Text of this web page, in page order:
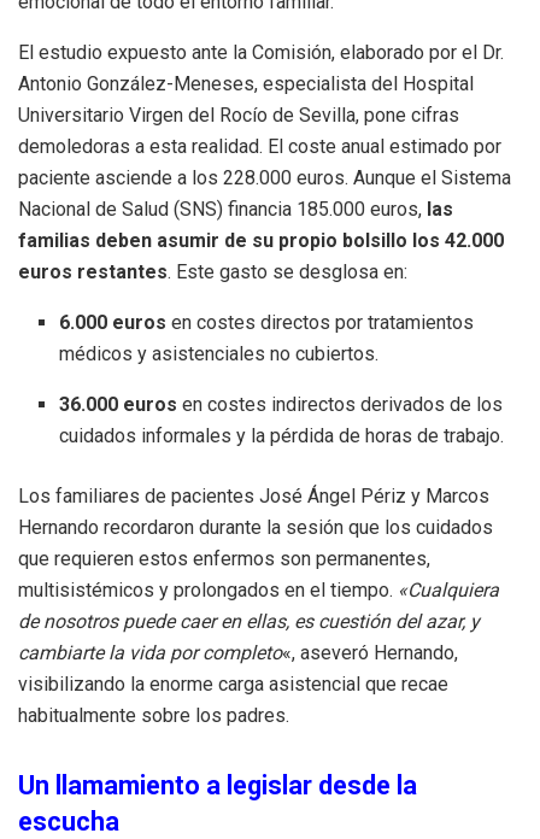
El estudio expuesto ante la Comisión, elaborado por el Dr.
Antonio González-Meneses, especialista del Hospital
Universitario Virgen del Rocío de Sevilla, pone cifras
demoledoras a esta realidad. El coste anual estimado por
paciente asciende a los 228.000 euros. Aunque el Sistema
Nacional de Salud (SNS) financia 185.000 euros, las
familias deben asumir de su propio bolsillo los 42.000
euros restantes. Este gasto se desglosa en:
6.000 euros en costes directos por tratamientos
médicos y asistenciales no cubiertos.
36.000 euros en costes indirectos derivados de los
cuidados informales y la pérdida de horas de trabajo.
Los familiares de pacientes José Ángel Périz y Marcos
Hernando recordaron durante la sesión que los cuidados
que requieren estos enfermos son permanentes,
multisistémicos y prolongados en el tiempo. «Cualquiera
de nosotros puede caer en ellas, es cuestión del azar, y
cambiarte la vida por completo«, aseveró Hernando,
visibilizando la enorme carga asistencial que recae
habitualmente sobre los padres.
Un llamamiento a legislar desde la
escucha